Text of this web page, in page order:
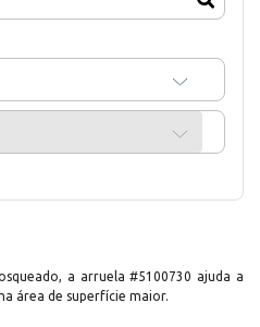
a arruela #5100730 ajuda a
área de superfície maior.